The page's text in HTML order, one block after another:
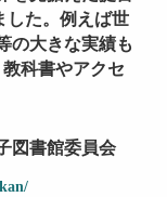
した。例えば世
の大きな実績も
科書やアクセ
図書館委員会